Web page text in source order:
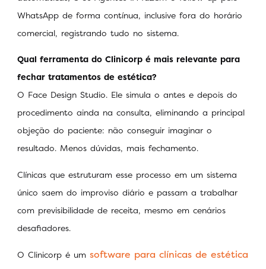
WhatsApp de forma contínua, inclusive fora do horário
comercial, registrando tudo no sistema.
Qual ferramenta do Clinicorp é mais relevante para
fechar tratamentos de estética?
O Face Design Studio. Ele simula o antes e depois do
procedimento ainda na consulta, eliminando a principal
objeção do paciente: não conseguir imaginar o
resultado. Menos dúvidas, mais fechamento.
Clínicas que estruturam esse processo em um sistema
único saem do improviso diário e passam a trabalhar
com previsibilidade de receita, mesmo em cenários
desafiadores.
O Clinicorp é um software para clínicas de estética